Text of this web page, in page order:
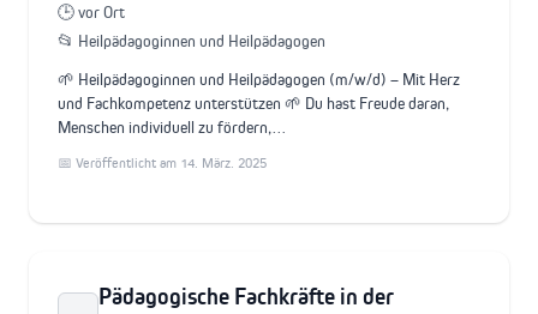
🕒 vor Ort
📂 Heilpädagoginnen und Heilpädagogen
🌱 Heilpädagoginnen und Heilpädagogen (m/w/d) – Mit Herz
und Fachkompetenz unterstützen 🌱 Du hast Freude daran,
Menschen individuell zu fördern,…
📅 Veröffentlicht am 14. März. 2025
Pädagogische Fachkräfte in der